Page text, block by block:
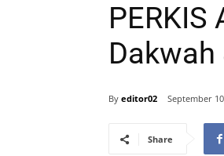
Dakwah
By editor02 September
Share